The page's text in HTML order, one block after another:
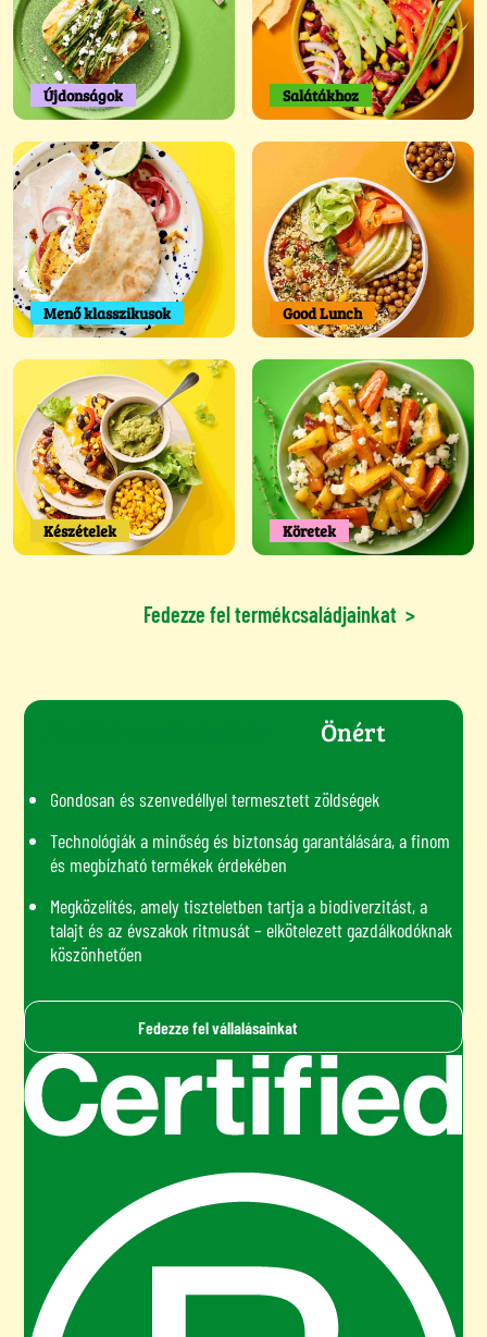
Újdonságok Salátákhoz
Menő klasszikusok Good Lunch
Készételek Köretek
Fedezze fel termékcsaládjainkat >
Önért
Gondosan és szenvedéllyel termesztett zöldségek
Technológiák a minőség és biztonság garantálására, a finom
és megbízható termékek érdekében
Megközelítés, amely tiszteletben tartja a biodiverzitást, a
talajt és az évszakok ritmusát – elkötelezett gazdálkodóknak
köszönhetően
Fedezze fel vállalásainkat